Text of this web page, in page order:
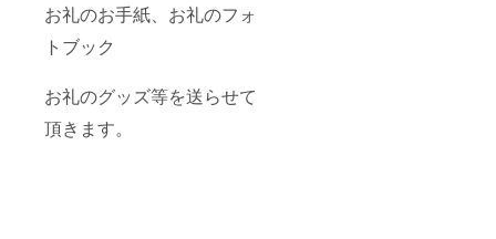
お礼のお手紙、お礼のフォ
トブック
お礼のグッズ等を送らせて
頂きます。